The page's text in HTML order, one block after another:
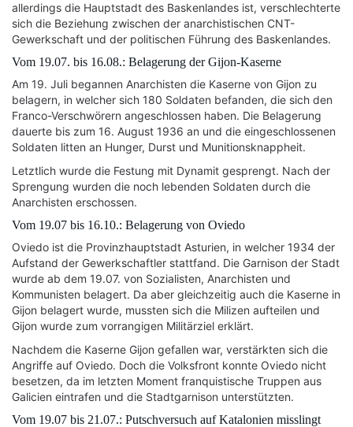
allerdings die Hauptstadt des Baskenlandes ist, verschlechterte
sich die Beziehung zwischen der anarchistischen CNT-
Gewerkschaft und der politischen Führung des Baskenlandes.
Vom 19.07. bis 16.08.: Belagerung der Gijon-Kaserne
Am 19. Juli begannen Anarchisten die Kaserne von Gijon zu
belagern, in welcher sich 180 Soldaten befanden, die sich den
Franco-Verschwörern angeschlossen haben. Die Belagerung
dauerte bis zum 16. August 1936 an und die eingeschlossenen
Soldaten litten an Hunger, Durst und Munitionsknappheit.
Letztlich wurde die Festung mit Dynamit gesprengt. Nach der
Sprengung wurden die noch lebenden Soldaten durch die
Anarchisten erschossen.
Vom 19.07 bis 16.10.: Belagerung von Oviedo
Oviedo ist die Provinzhauptstadt Asturien, in welcher 1934 der
Aufstand der Gewerkschaftler stattfand. Die Garnison der Stadt
wurde ab dem 19.07. von Sozialisten, Anarchisten und
Kommunisten belagert. Da aber gleichzeitig auch die Kaserne in
Gijon belagert wurde, mussten sich die Milizen aufteilen und
Gijon wurde zum vorrangigen Militärziel erklärt.
Nachdem die Kaserne Gijon gefallen war, verstärkten sich die
Angriffe auf Oviedo. Doch die Volksfront konnte Oviedo nicht
besetzen, da im letzten Moment franquistische Truppen aus
Galicien eintrafen und die Stadtgarnison unterstützten.
Vom 19.07 bis 21.07.: Putschversuch auf Katalonien misslingt